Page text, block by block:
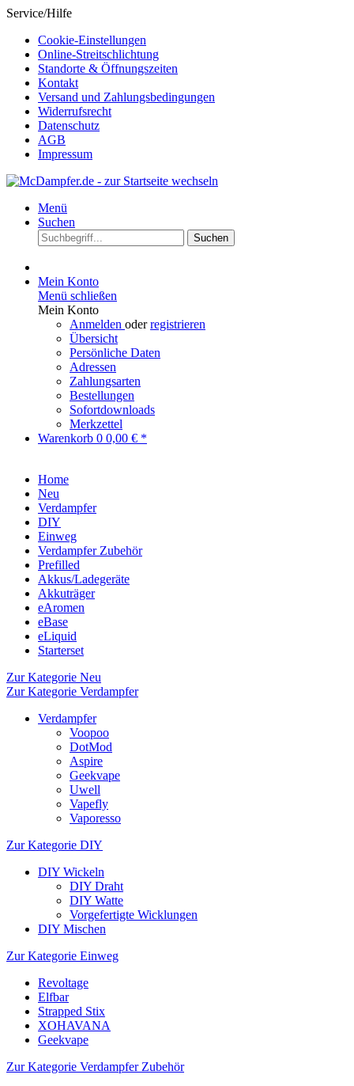
Service/Hilfe
Cookie-Einstellungen
Online-Streitschlichtung
Standorte & Öffnungszeiten
Kontakt
Versand und Zahlungsbedingungen
Widerrufsrecht
Datenschutz
AGB
Impressum
Menü
Suchen
Suchen
Mein Konto
Menü schließen
Mein Konto
Anmelden oderregistrieren
Übersicht
Persönliche Daten
Adressen
Zahlungsarten
Bestellungen
Sofortdownloads
Merkzettel
Warenkorb 0 0,00 € *
Home
Neu
Verdampfer
DIY
Einweg
Verdampfer Zubehör
Prefilled
Akkus/Ladegeräte
Akkuträger
eAromen
eBase
eLiquid
Starterset
Zur Kategorie Neu
Zur Kategorie Verdampfer
Verdampfer
Voopoo
DotMod
Aspire
Geekvape
Uwell
Vapefly
Vaporesso
Zur Kategorie DIY
DIY Wickeln
DIY Draht
DIY Watte
Vorgefertigte Wicklungen
DIY Mischen
Zur Kategorie Einweg
Revoltage
Elfbar
Strapped Stix
XOHAVANA
Geekvape
Zur Kategorie Verdampfer Zubehör